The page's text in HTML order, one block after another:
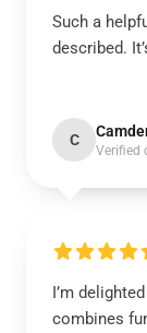
Such a
described.
C
Verified
I’m
combines